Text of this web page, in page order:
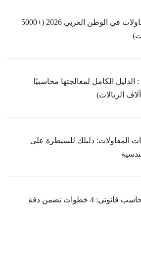
أكبر دليل لشركات المقاولات في الوطن العربي 2026 (+5000
الكامل لمعالجتها محاسبيًا
الريالات)
المقاولات: دليلك للسيطرة على
دليلك الشامل لتعيين محاسب قانوني: 4 خطوات تضمن دقة